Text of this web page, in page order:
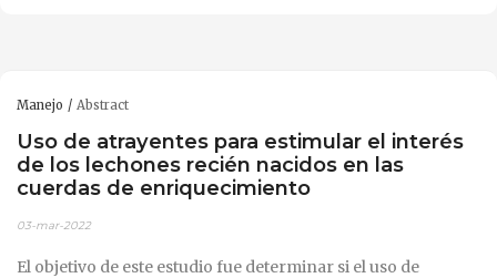
Manejo Abstract
Uso de atrayentes para estimular el interés
de los lechones recién nacidos en las
cuerdas de enriquecimiento
03-mar-2022
El objetivo de este estudio fue determinar si el uso de